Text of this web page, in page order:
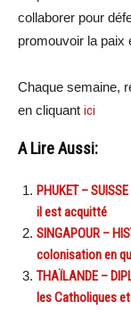
collaborer pour
promouvoir la paix
Chaque semaine,
en cliquant ici
A Lire Aussi:
PHUKET –
il est acquitté
SINGAPOUR –
colonisation en
THAÏLANDE –
les Catholiques